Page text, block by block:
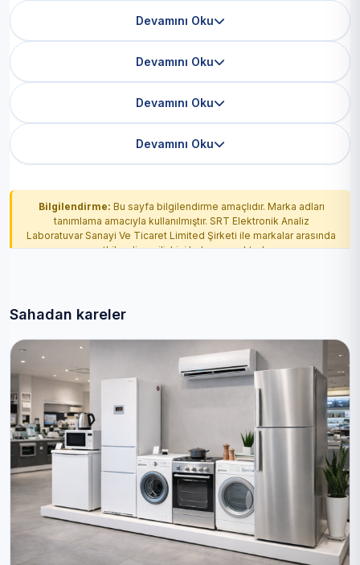
Devamını Oku
Devamını Oku
Devamını Oku
Devamını Oku
Bilgilendirme: Bu sayfa bilgilendirme amaçlıdır. Marka adları
tanımlama amacıyla kullanılmıştır. SRT Elektronik Analiz
Laboratuvar Sanayi Ve Ticaret Limited Şirketi ile markalar arasında
yetkilendirme ilişkisi bulunmamaktadır.
Sahadan kareler